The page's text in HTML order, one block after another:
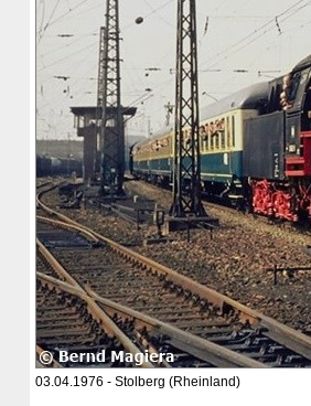
03.04.1976 - Stolberg (Rheinland)